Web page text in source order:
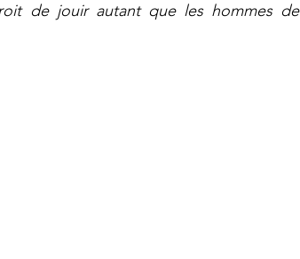
de jouir autant que les hommes de